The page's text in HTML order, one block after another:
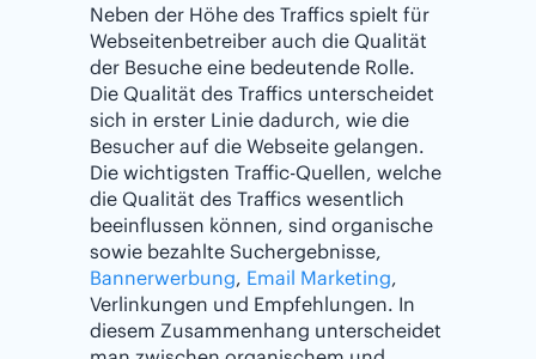
Neben der Höhe des Traffics spielt für
Webseitenbetreiber auch die Qualität
der Besuche eine bedeutende Rolle.
Die Qualität des Traffics unterscheidet
sich in erster Linie dadurch, wie die
Besucher auf die Webseite gelangen.
Die wichtigsten Traffic-Quellen, welche
die Qualität des Traffics wesentlich
beeinflussen können, sind organische
sowie bezahlte Suchergebnisse,
Bannerwerbung, Email Marketing,
Verlinkungen und Empfehlungen. In
diesem Zusammenhang unterscheidet